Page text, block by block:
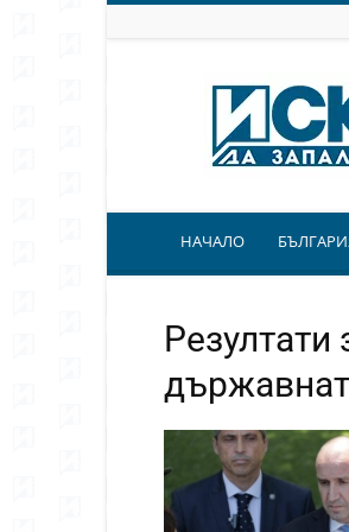
НАЧАЛО